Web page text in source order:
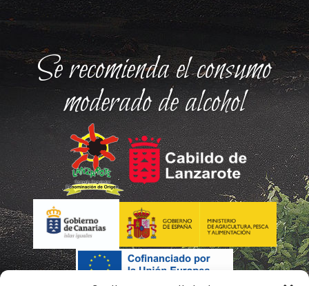
Se recomienda el consumo
moderado de alcohol